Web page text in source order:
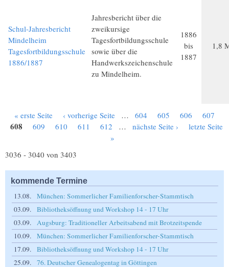
Schul-Jahresbericht
Mindelheim
Tagesfortbildungsschule
1886/1887
Jahresbericht über die
zweikursige
Tagesfortbildungsschule
sowie über die
Handwerkszeichenschule
zu Mindelheim.
1886
bis
1887
1,8
Seiten
« erste Seite ‹ vorherige Seite … 604 605 606 607
608 609 610 611 612 … nächste Seite ›
letzte Seite
»
3036 - 3040 von 3403
kommende Termine
13.08.
München: Sommerlicher Familienforscher-Stammtisch
03.09.
Bibliotheksöffnung und Workshop 14 - 17 Uhr
03.09.
Augsburg: Traditioneller Arbeitsabend mit Brotzeitspende
10.09.
München: Sommerlicher Familienforscher-Stammtisch
17.09.
Bibliotheksöffnung und Workshop 14 - 17 Uhr
25.09.
76. Deutscher Genealogentag in Göttingen